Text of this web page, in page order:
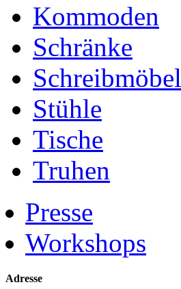
Kommoden
Schränke
Schreibmöbel
Stühle
Tische
Truhen
Presse
Workshops
Adresse